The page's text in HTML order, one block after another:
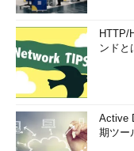
キャプチャーした後の
キャプチャーした画像は、
ドウにコピーされる。その後
線を描くこともできる。
（1）ペンや蛍光ペンを選
た画像に線などを描くこと
（2）
マークアップ・ウ
メールに添付して送信する。
（3）
マークアップ・ウ
HTTP/
ンドと
Active
期ツー